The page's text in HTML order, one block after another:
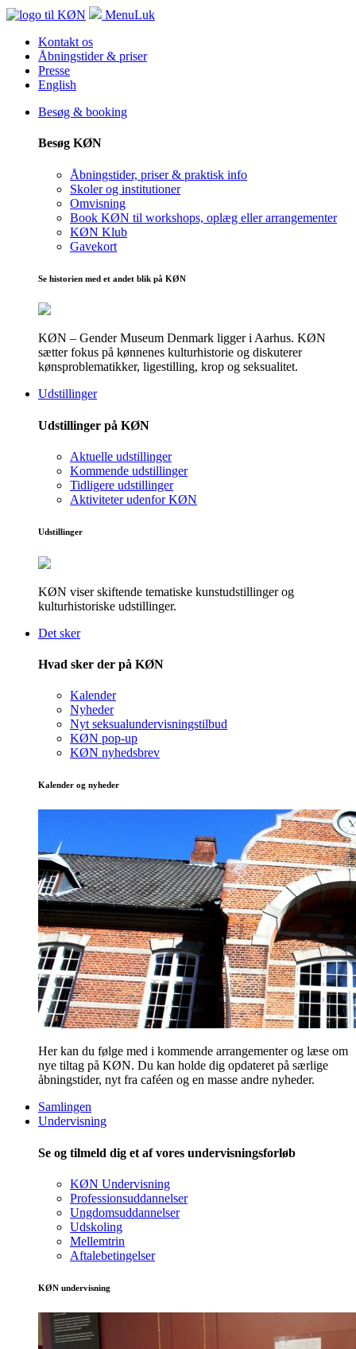
MenuLuk
Kontakt os
Åbningstider & priser
Presse
English
Besøg & booking
Besøg KØN
Åbningstider, priser & praktisk info
Skoler og institutioner
Omvisning
Book KØN til workshops, oplæg eller arrangementer
KØN Klub
Gavekort
Se historien med et andet blik på KØN
KØN – Gender Museum Denmark ligger i Aarhus. KØN
sætter fokus på kønnenes kulturhistorie og diskuterer
kønsproblematikker, ligestilling, krop og seksualitet.
Udstillinger
Udstillinger på KØN
Aktuelle udstillinger
Kommende udstillinger
Tidligere udstillinger
Aktiviteter udenfor KØN
Udstillinger
KØN viser skiftende tematiske kunstudstillinger og
kulturhistoriske udstillinger.
Det sker
Hvad sker der på KØN
Kalender
Nyheder
Nyt seksualundervisningstilbud
KØN pop-up
KØN nyhedsbrev
Kalender og nyheder
Her kan du følge med i kommende arrangementer og læse om
nye tiltag på KØN. Du kan holde dig opdateret på særlige
åbningstider, nyt fra caféen og en masse andre nyheder.
Samlingen
Undervisning
Se og tilmeld dig et af vores undervisningsforløb
KØN Undervisning
Professionsuddannelser
Ungdomsuddannelser
Udskoling
Mellemtrin
Aftalebetingelser
KØN undervisning